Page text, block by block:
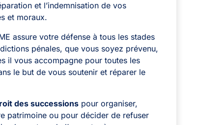
et l’indemnisation de vos
et moraux.
assure votre défense à tous les stades
pénales, que vous soyez prévenu,
il vous accompagne pour toutes les
le but de vous soutenir et réparer le
des successions pour organiser,
patrimoine ou pour décider de refuser